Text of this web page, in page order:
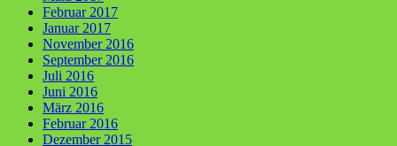
Februar 2017
Januar 2017
November 2016
September 2016
Juli 2016
Juni 2016
März 2016
Februar 2016
Dezember 2015